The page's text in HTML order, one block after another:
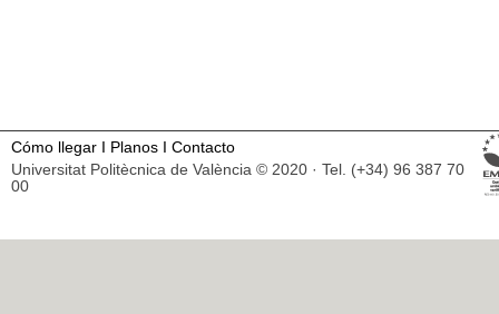
Cómo llegar I Planos I Contacto
Universitat Politècnica de València © 2020 · Tel. (+34) 96 387 70
00